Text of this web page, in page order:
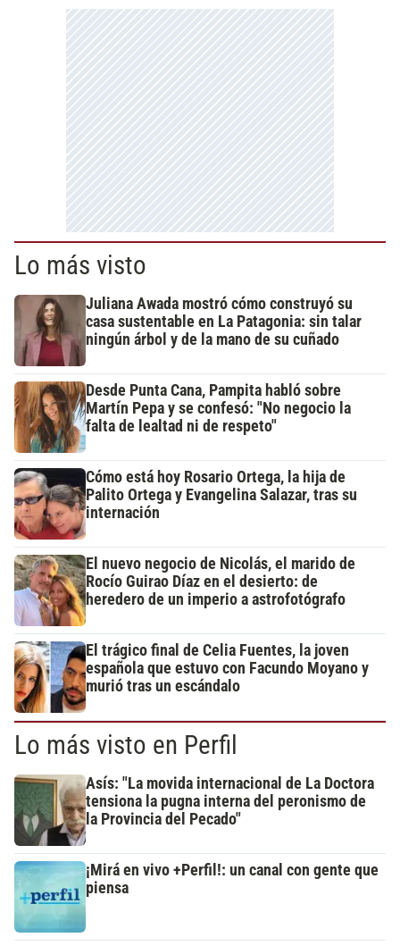
Lo más visto
Juliana Awada mostró cómo construyó su
casa sustentable en La Patagonia: sin talar
ningún árbol y de la mano de su cuñado
Desde Punta Cana, Pampita habló sobre
Martín Pepa y se confesó: "No negocio la
falta de lealtad ni de respeto"
Cómo está hoy Rosario Ortega, la hija de
Palito Ortega y Evangelina Salazar, tras su
internación
El nuevo negocio de Nicolás, el marido de
Rocío Guirao Díaz en el desierto: de
heredero de un imperio a astrofotógrafo
El trágico final de Celia Fuentes, la joven
española que estuvo con Facundo Moyano y
murió tras un escándalo
Lo más visto en Perfil
Asís: "La movida internacional de La Doctora
tensiona la pugna interna del peronismo de
la Provincia del Pecado"
¡Mirá en vivo +Perfil!: un canal con gente que
piensa